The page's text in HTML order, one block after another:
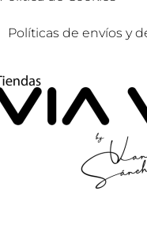
Políticas de envíos y